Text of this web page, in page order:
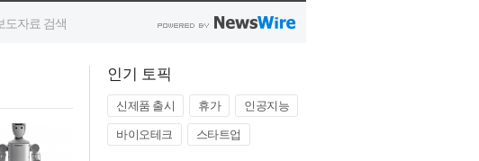
인기 토픽
신제품 출시 휴가
인공지능
바이오테크
스타트업